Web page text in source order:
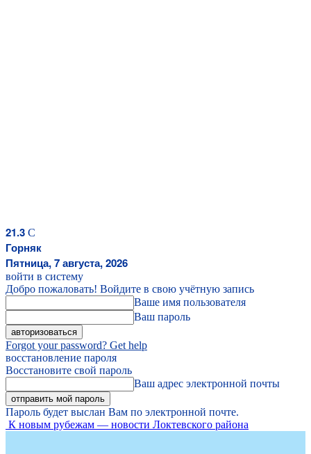
21.3 C
Горняк
Пятница, 7 августа, 2026
войти в систему
Добро пожаловать! Войдите в свою учётную запись
Ваше имя пользователя
Ваш пароль
Forgot your password? Get help
восстановление пароля
Восстановите свой пароль
Ваш адрес электронной почты
Пароль будет выслан Вам по электронной почте.
К новым рубежам — новости Локтевского района